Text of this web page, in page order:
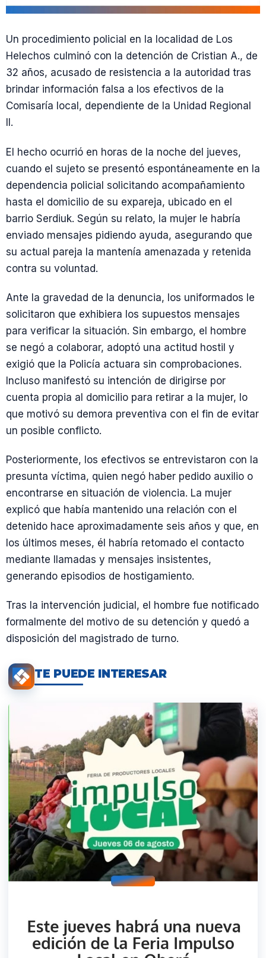
Un procedimiento policial en la localidad de Los
Helechos culminó con la detención de Cristian A., de
32 años, acusado de resistencia a la autoridad tras
brindar información falsa a los efectivos de la
Comisaría local, dependiente de la Unidad Regional
II.
El hecho ocurrió en horas de la noche del jueves,
cuando el sujeto se presentó espontáneamente en la
dependencia policial solicitando acompañamiento
hasta el domicilio de su expareja, ubicado en el
barrio Serdiuk. Según su relato, la mujer le habría
enviado mensajes pidiendo ayuda, asegurando que
su actual pareja la mantenía amenazada y retenida
contra su voluntad.
Ante la gravedad de la denuncia, los uniformados le
solicitaron que exhibiera los supuestos mensajes
para verificar la situación. Sin embargo, el hombre
se negó a colaborar, adoptó una actitud hostil y
exigió que la Policía actuara sin comprobaciones.
Incluso manifestó su intención de dirigirse por
cuenta propia al domicilio para retirar a la mujer, lo
que motivó su demora preventiva con el fin de evitar
un posible conflicto.
Posteriormente, los efectivos se entrevistaron con la
presunta víctima, quien negó haber pedido auxilio o
encontrarse en situación de violencia. La mujer
explicó que había mantenido una relación con el
detenido hace aproximadamente seis años y que, en
los últimos meses, él habría retomado el contacto
mediante llamadas y mensajes insistentes,
generando episodios de hostigamiento.
Tras la intervención judicial, el hombre fue notificado
formalmente del motivo de su detención y quedó a
disposición del magistrado de turno.
TE PUEDE INTERESAR